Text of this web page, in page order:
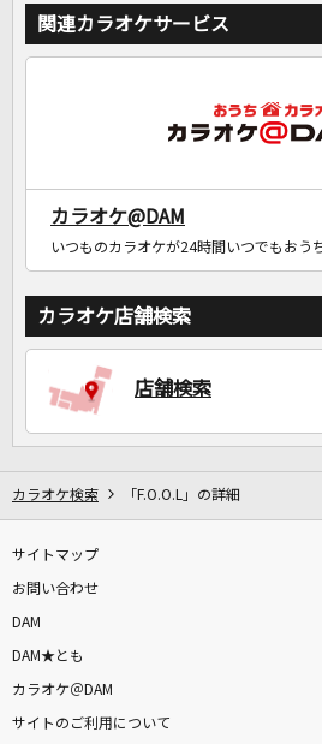
家族や友達と一緒に！
関連カラオケサービス
カラオケ@DAM
いつものカラオケが24時間いつでもおう
カラオケ店舗検索
店舗検索
カラオケ検索 「F.O.O.L」の詳細
サイトマップ
お問い合わせ
DAM
DAM★とも
カラオケ＠DAM
サイトのご利用について